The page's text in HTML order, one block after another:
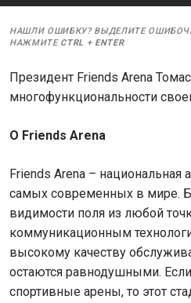
НАШЛИ ОШИБКУ? ВЫДЕЛИТЕ
НАЖМИТЕ CTRL + ENTER
Президент Friends Arena
многофункциональности
О Friends Arena
Friends Arena – национальная
самых современных в мире.
видимости поля из любой
коммуникационным
высокому качеству
остаются равнодушными.
спортивные арены, то этот